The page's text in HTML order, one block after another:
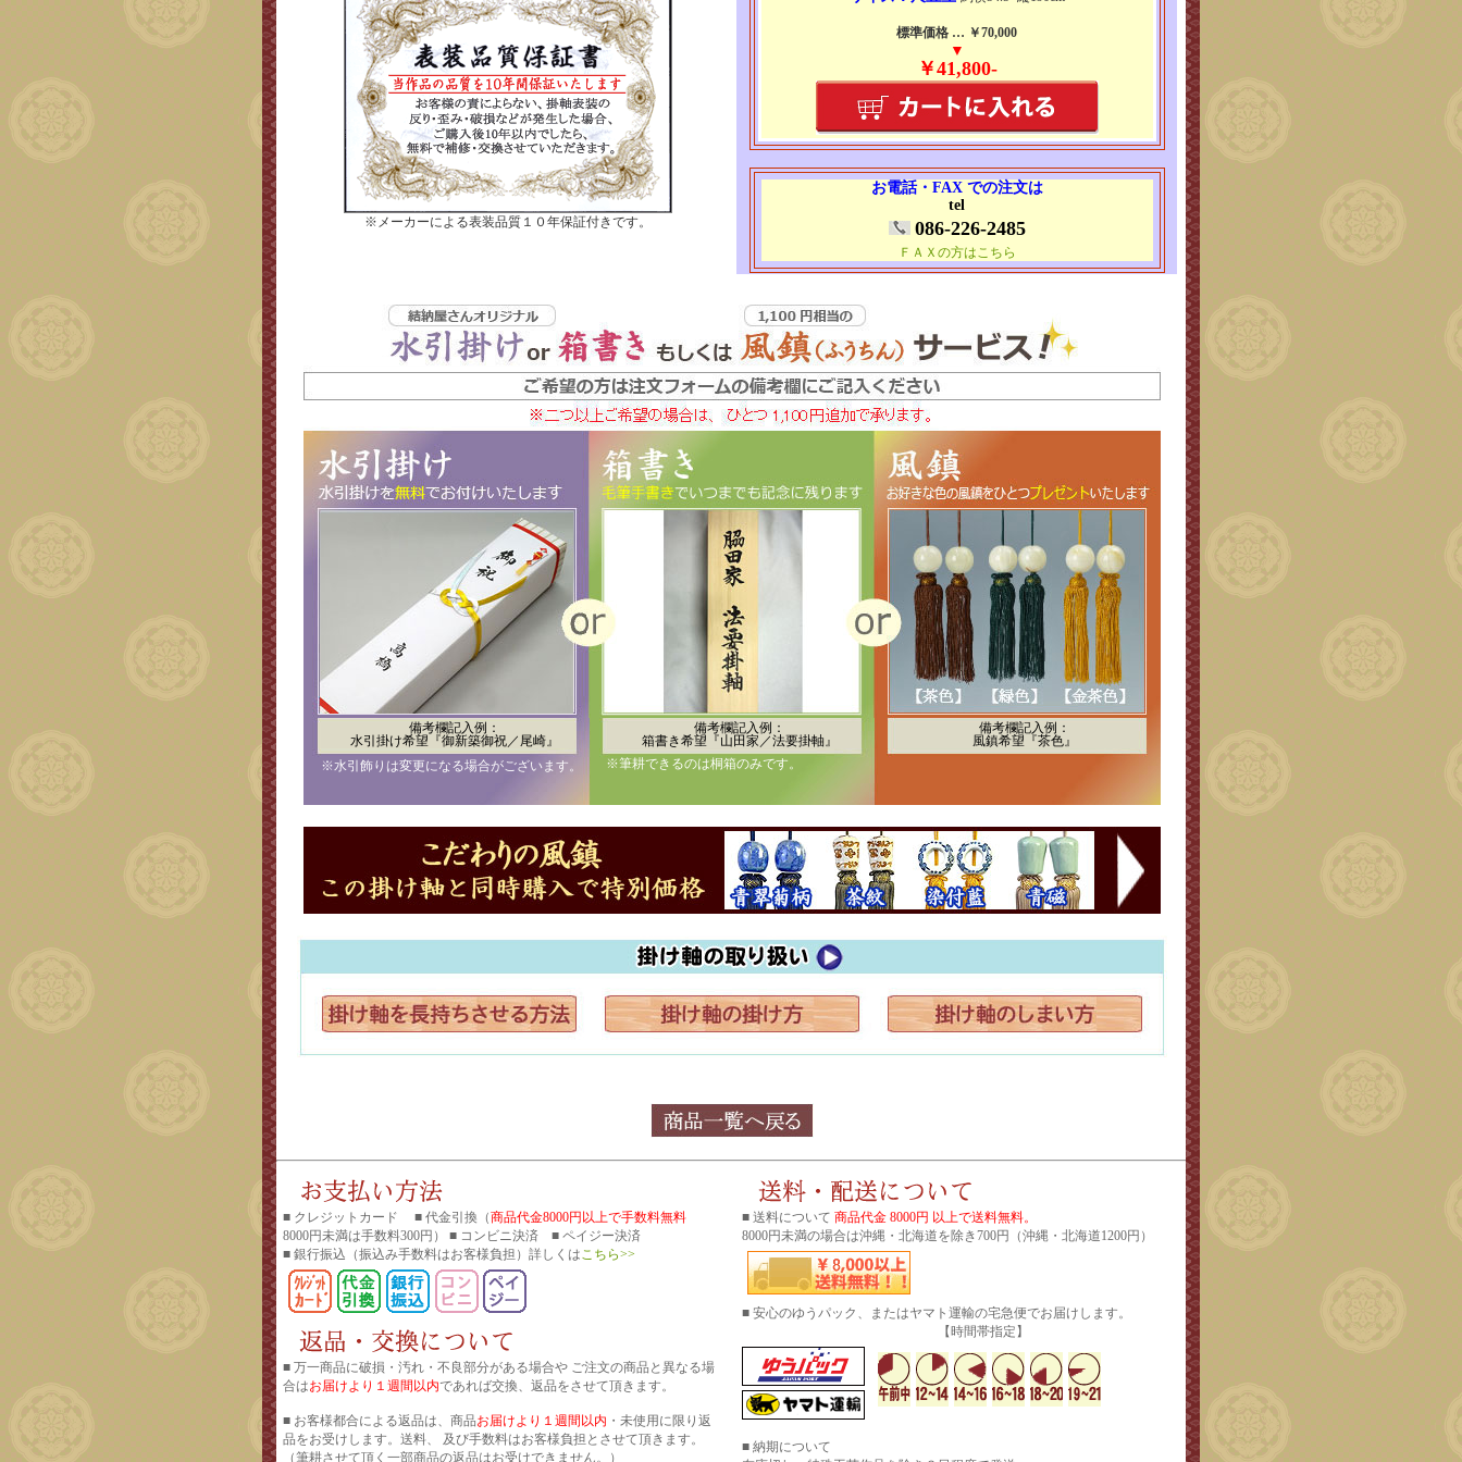
※メーカーによる表装品質１０年保証付きです。
標準価格 … ￥70,000
▼
￥41,800-
お電話・FAX での注文は
tel
086-226-2485
ＦＡＸの方はこちら
備考欄記入例：
水引掛け希望『御新築御祝／尾崎』
備考欄記入例：
箱書き希望『山田家／法要掛軸』
備考欄記入例：
風鎮希望『茶色』
※水引飾りは変更になる場合がございます。
※筆耕できるのは桐箱のみです。
■ クレジットカード ■ 代金引換（商品代金8000円以上で手数料無料
8000円未満は手数料300円） ■ コンビニ決済 ■ ペイジー決済
■ 銀行振込 （振込み手数料はお客様負担）詳しくはこちら>>
■ 万一商品に破損・汚れ・不良部分がある場合や ご注文の商品と異なる場
合はお届けより１週間以内であれば交換、返品をさせて頂きます。
■ お客様都合による返品は、商品お届けより１週間以内 ・未使用に限り返
品をお受けします。送料、 及び手数料はお客様負担とさせて頂きます。
（筆耕させて頂く一部商品の返品はお受けできません。）
■ 送料について 商品代金 8000円 以上で送料無料。
8000円未満の場合は沖縄・北海道を除き700円（沖縄・北海道1200円）
■ 安心のゆうパック、またはヤマト運輸の宅急便でお届けします。
【時間帯指定】
■ 納期について